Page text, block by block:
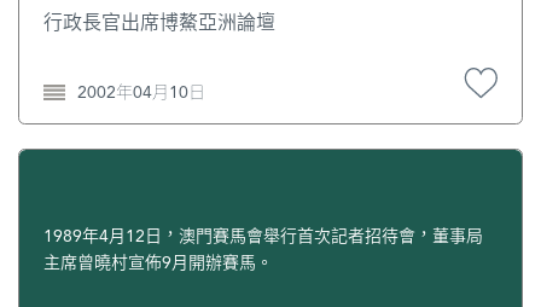
行政長官出席博鰲亞洲論壇
2002年04月10日
1989年4月12日，澳門賽馬會舉行首次記者招待會，董事局
主席曾曉村宣佈9月開辦賽馬。